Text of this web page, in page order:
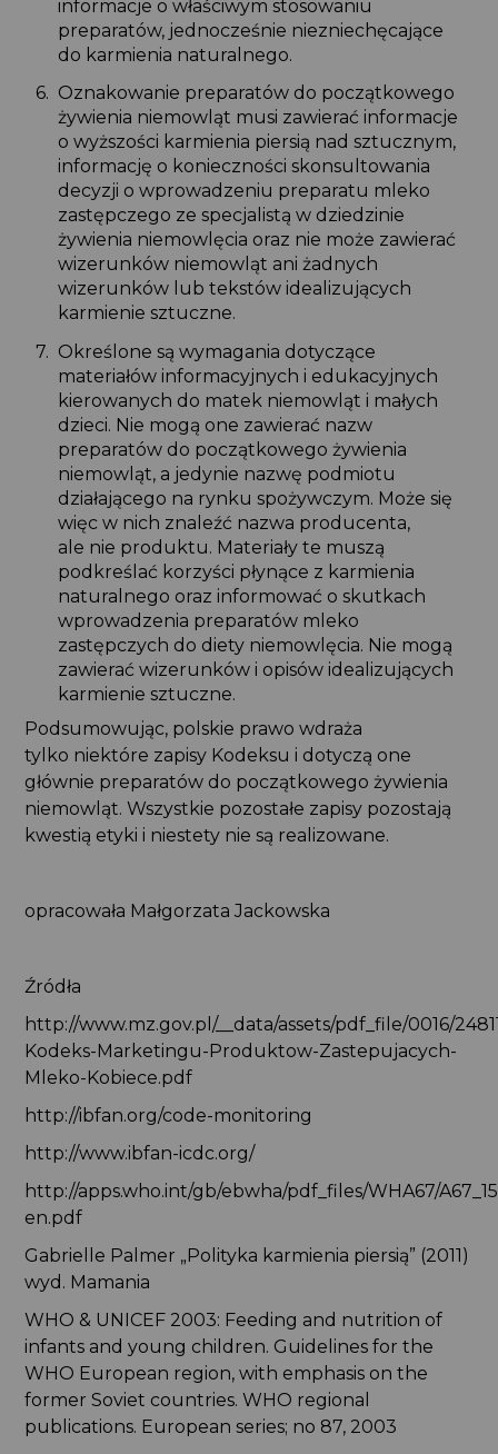
informacje o właściwym stosowaniu
preparatów, jednocześnie niezniechęcające
do karmienia naturalnego.
Oznakowanie preparatów do początkowego
żywienia niemowląt musi zawierać informacje
o wyższości karmienia piersią nad sztucznym,
informację o konieczności skonsultowania
decyzji o wprowadzeniu preparatu mleko
zastępczego ze specjalistą w dziedzinie
żywienia niemowlęcia oraz nie może zawierać
wizerunków niemowląt ani żadnych
wizerunków lub tekstów idealizujących
karmienie sztuczne.
Określone są wymagania dotyczące
materiałów informacyjnych i edukacyjnych
kierowanych do matek niemowląt i małych
dzieci. Nie mogą one zawierać nazw
preparatów do początkowego żywienia
niemowląt, a jedynie nazwę podmiotu
działającego na rynku spożywczym. Może się
więc w nich znaleźć nazwa producenta,
ale nie produktu. Materiały te muszą
podkreślać korzyści płynące z karmienia
naturalnego oraz informować o skutkach
wprowadzenia preparatów mleko
zastępczych do diety niemowlęcia. Nie mogą
zawierać wizerunków i opisów idealizujących
karmienie sztuczne.
Podsumowując, polskie prawo wdraża
tylko niektóre zapisy Kodeksu i dotyczą one
głównie preparatów do początkowego żywienia
niemowląt. Wszystkie pozostałe zapisy pozostają
kwestią etyki i niestety nie są realizowane.
opracowała Małgorzata Jackowska
Źródła
http://www.mz.gov.pl/__data/assets/pdf_file/0016/
Kodeks-Marketingu-Produktow-Zastepujacych-
Mleko-Kobiece.pdf
http://ibfan.org/code-monitoring
http://www.ibfan-icdc.org/
http://apps.who.int/gb/ebwha/pdf_files/WHA67/
en.pdf
Gabrielle Palmer „Polityka karmienia piersią” (2011)
wyd. Mamania
WHO & UNICEF 2003: Feeding and nutrition of
infants and young children. Guidelines for the
WHO European region, with emphasis on the
former Soviet countries. WHO regional
publications. European series; no 87, 2003